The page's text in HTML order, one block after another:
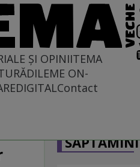
ȘI OPINIITEMA
DILEME ON-
DIGITALContact